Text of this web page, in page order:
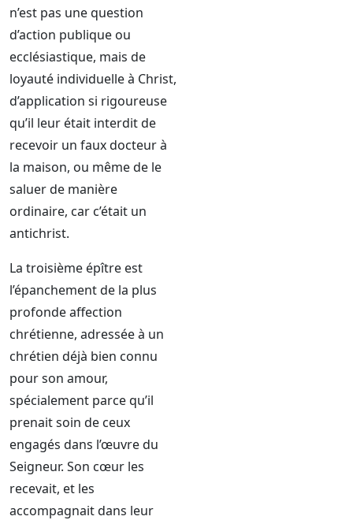
n’est pas une question
d’action publique ou
ecclésiastique, mais de
loyauté individuelle à Christ,
d’application si rigoureuse
qu’il leur était interdit de
recevoir un faux docteur à
la maison, ou même de le
saluer de manière
ordinaire, car c’était un
antichrist.
La troisième épître est
l’épanchement de la plus
profonde affection
chrétienne, adressée à un
chrétien déjà bien connu
pour son amour,
spécialement parce qu’il
prenait soin de ceux
engagés dans l’œuvre du
Seigneur. Son cœur les
recevait, et les
accompagnait dans leur